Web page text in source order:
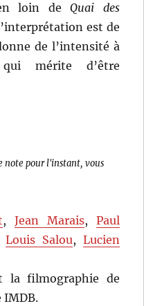
loin deQuai des
est de
de l’intensité à
mérite d’être
note pour l'instant, vous
, Jean Marais, Paul
Louis Salou, Lucien
filmographie de
IMDB.